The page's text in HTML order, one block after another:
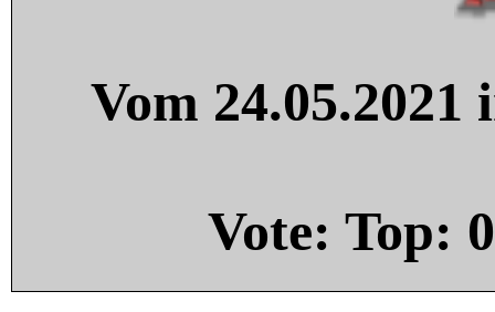
Vom
Vote: Top: 0